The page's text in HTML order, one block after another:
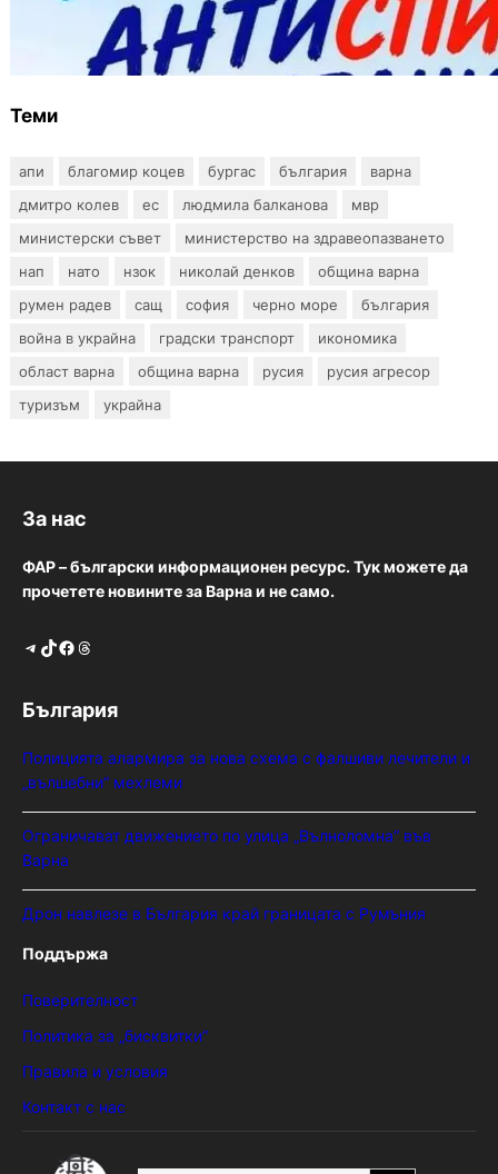
Варна предлага безплатни и анонимни
тестове за ХИВ и други инфекции през
август
Теми
апи благомир коцев бургас българия
варна
дмитро колев
ес людмила балканова
мвр
министерски съвет
министерство на здравеопазването
нап
нато нзок николай денков
община варна
румен радев
сащ софия черно море
българия
война в украйна
градски транспорт
икономика
област варна
община варна русия
русия агресор
туризъм
украйна
За нас
ФАР – български информационен ресурс. Тук можете да
прочетете новините за Варна и не само.
Telegram TikTok Facebook Threads
България
Полицията алармира за нова схема с фалшиви лечители и
„вълшебни“ мехлеми
Ограничават движението по улица „Вълноломна“ във
Варна
Дрон навлезе в България край границата с Румъния
Поддържа
Поверителност
Политика за „бисквитки“
Правила и условия
Контакт с нас